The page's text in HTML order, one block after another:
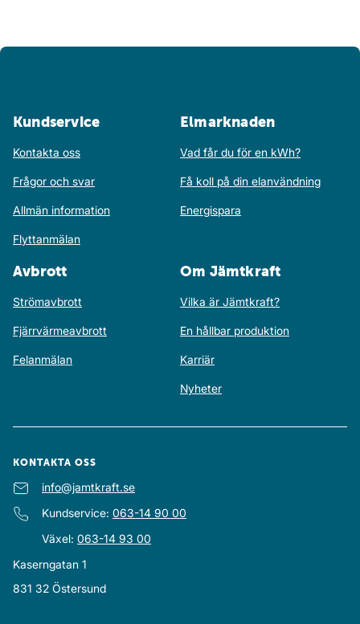
Kundservice
Kontakta oss
Frågor och svar
Allmän information
Flyttanmälan
Elmarknaden
Vad får du för en kWh?
Få koll på din elanvändning
Energispara
Avbrott
Strömavbrott
Fjärrvärmeavbrott
Felanmälan
Om Jämtkraft
Vilka är Jämtkraft?
En hållbar produktion
Karriär
Nyheter
KONTAKTA OSS
E-post:
info@jamtkraft.se
Kundservice: 063-14 90 00
Växel: 063-14 93 00
Kaserngatan 1
831 32 Östersund